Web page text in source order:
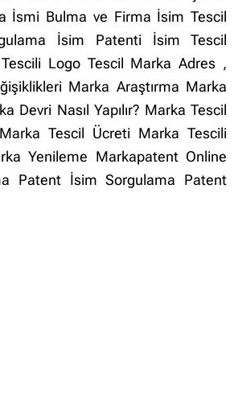
İsmi Bulma ve Firma İsim Tescil
İsim Patenti İsim Tescil
Logo Tescil Marka Adres ,
Marka Araştırma Marka
Devri Nasıl Yapılır? Marka Tescil
Tescil Ücreti Marka Tescili
Yenileme Markapatent Online
Patent İsim Sorgulama Patent